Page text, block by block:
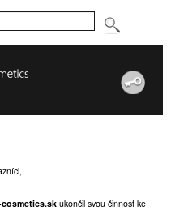
ukončil svou činnost ke